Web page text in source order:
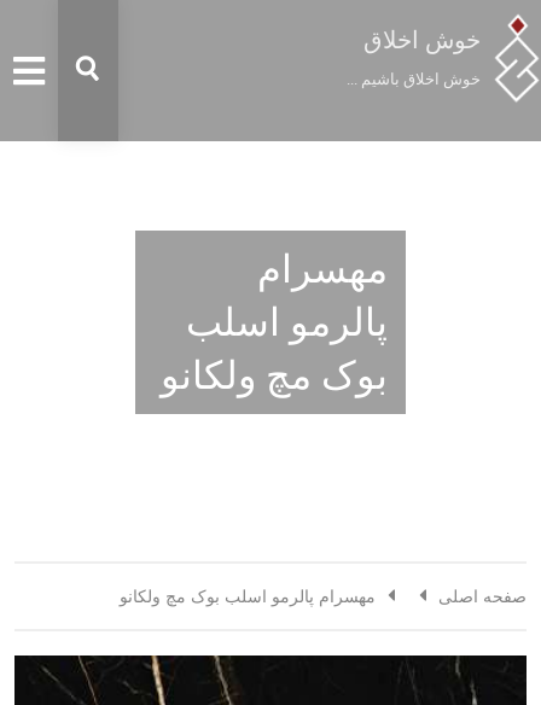
خوش اخلاق
خوش اخلاق باشیم ...
مهسرام
پالرمو اسلب
بوک مچ ولکانو
صفحه اصلی مهسرام پالرمو اسلب بوک مچ ولکانو